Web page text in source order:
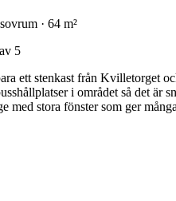
· 64 m²
5
ett stenkast från Kvilletorget
i området så det är
med stora fönster som ger